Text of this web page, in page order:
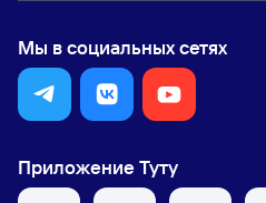
Мы в социальных сетях
Приложение Туту